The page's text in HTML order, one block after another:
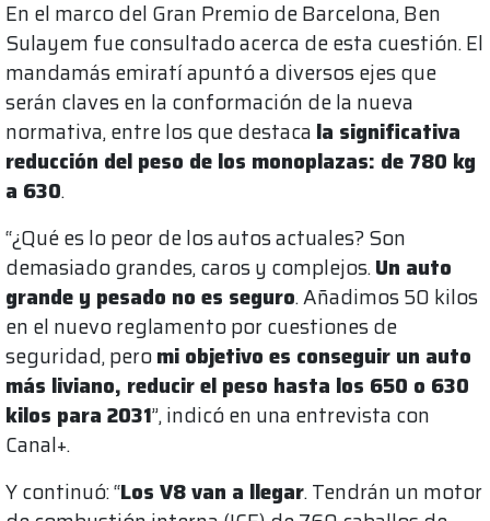
En el marco del Gran Premio de Barcelona, Ben
Sulayem fue consultado acerca de esta cuestión. El
mandamás emiratí apuntó a diversos ejes que
serán claves en la conformación de la nueva
normativa, entre los que destaca la significativa
reducción del peso de los monoplazas: de 780 kg
a 630.
“¿Qué es lo peor de los autos actuales? Son
demasiado grandes, caros y complejos.Un auto
grande y pesado no es seguro. Añadimos 50 kilos
en el nuevo reglamento por cuestiones de
seguridad, peromi objetivo es conseguir un auto
más liviano, reducir el peso hasta los 650 o 630
kilos para 2031”, indicó en una entrevista con
Canal+.
Y continuó: “Los V8 van a llegar. Tendrán un motor